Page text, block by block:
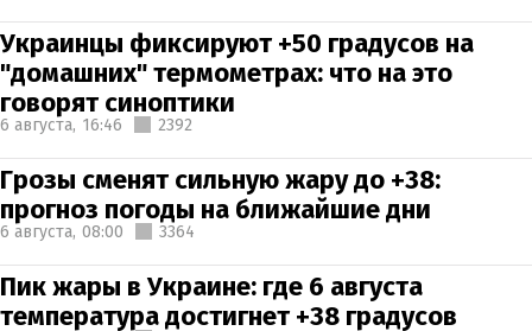
Украинцы фиксируют +50 градусов на
"домашних" термометрах: что на это
говорят синоптики
6 августа, 16:46 2392
Грозы сменят сильную жару до +38:
прогноз погоды на ближайшие дни
6 августа, 08:00 3364
Пик жары в Украине: где 6 августа
температура достигнет +38 градусов